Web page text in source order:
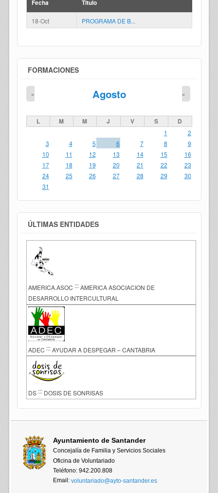
Fecha Titulo
18-Oct PROGRAMA DE B...
FORMACIONES
Agosto
« »
L M M J V S D
1
2
3
4 5 6 7 8
9
10
11 12 13 14 15
16
17
18 19 20 21 22
23
24
25 26 27 28 29
30
31
ÚLTIMAS ENTIDADES
AMERICA.ASOC ::: AMERICA ASOCIACION DE
DESARROLLO INTERCULTURAL
ADEC ::: AYUDAR A DESPEGAR – CANTABRIA
DS ::: DOSIS DE SONRISAS
Ayuntamiento de Santander
Concejalía de Familia y Servicios Sociales
Oficina de Voluntariado
Teléfono: 942.200.808
Email:voluntariado@ayto-santander.es